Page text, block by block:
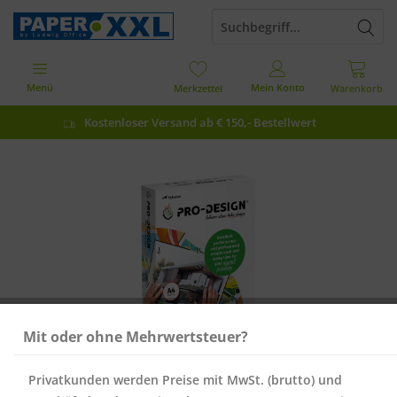
Kostenloser Versand ab € 150,- Bestellwert
Warenkorb
Merkzettel Mein Konto
Menü
Mit oder ohne Mehrwertsteuer?
Privatkunden werden Preise mit MwSt. (brutto) und